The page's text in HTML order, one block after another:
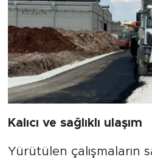
Kalıcı ve sağlıklı ulaşım
Yürütülen çalışmaların